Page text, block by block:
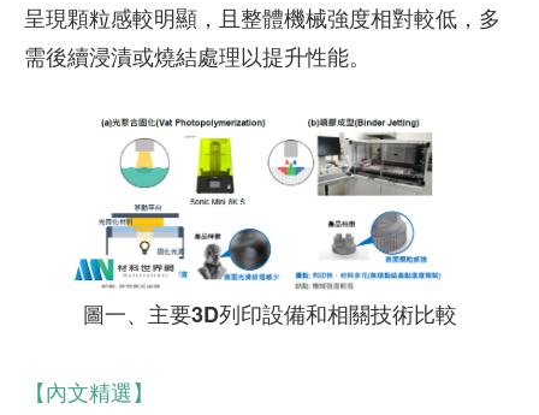
呈現顆粒感較明顯，且整體機械強度相對較低，多
需後續浸漬或燒結處理以提升性能。
圖一、主要3D列印設備和相關技術比較
【內文精選】